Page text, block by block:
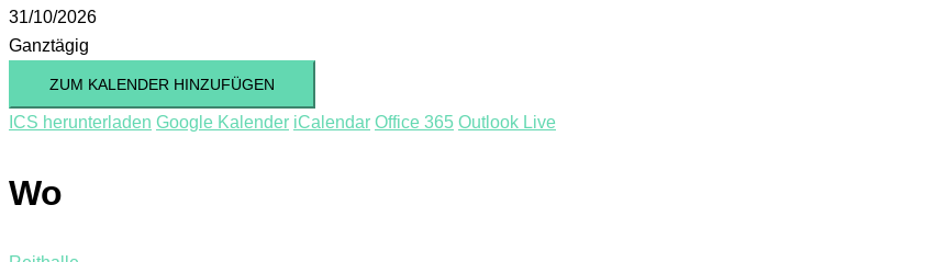
31/10/2026
Ganztägig
ZUM KALENDER HINZUFÜGEN
ICS herunterladen Google Kalender iCalendar Office 365 Outlook Live
Wo